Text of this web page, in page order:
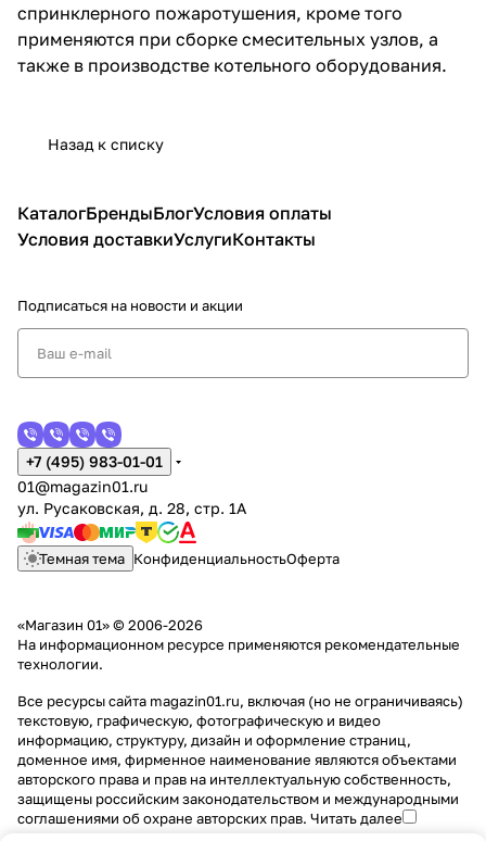
спринклерного пожаротушения, кроме того
применяются при сборке смесительных узлов, а
также в производстве котельного оборудования.
Назад к списку
КаталогБрендыБлогУсловия оплаты
Условия доставкиУслугиКонтакты
Подписаться на новости и акции
+7 (495) 983-01-01
01@magazin01.ru
ул. Русаковская, д. 28, стр. 1А
Темная тема КонфиденциальностьОферта
«Магазин 01» © 2006-2026
На информационном ресурсе применяются рекомендательные
технологии.
Все ресурсы сайта magazin01.ru, включая (но не ограничиваясь)
текстовую, графическую, фотографическую и видео
информацию, структуру, дизайн и оформление страниц,
доменное имя, фирменное наименование являются объектами
авторского права и прав на интеллектуальную собственность,
защищены российским законодательством и международными
соглашениями об охране авторских прав. Читать далее